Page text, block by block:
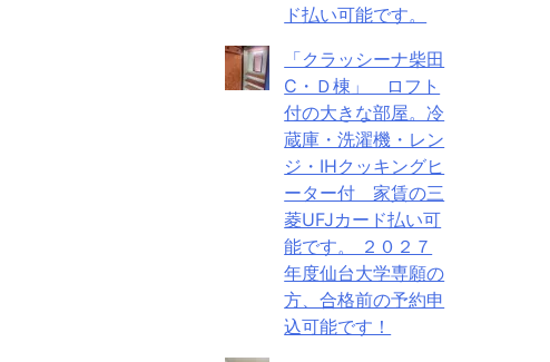
ド払い可能です。
「クラッシーナ柴田
C・Ｄ棟」 ロフト
付の大きな部屋。冷
蔵庫・洗濯機・レン
ジ・IHクッキングヒ
ーター付 家賃の三
菱UFJカード払い可
能です。 ２０２７
年度仙台大学専願の
方、合格前の予約申
込可能です！